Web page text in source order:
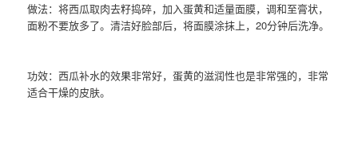
做法：将西瓜取肉去籽捣碎，加入蛋黄和适量面膜，调和至膏状，
面粉不要放多了。清洁好脸部后，将面膜涂抹上，20分钟后洗净。
功效：西瓜补水的效果非常好，蛋黄的滋润性也是非常强的，非常
适合干燥的皮肤。